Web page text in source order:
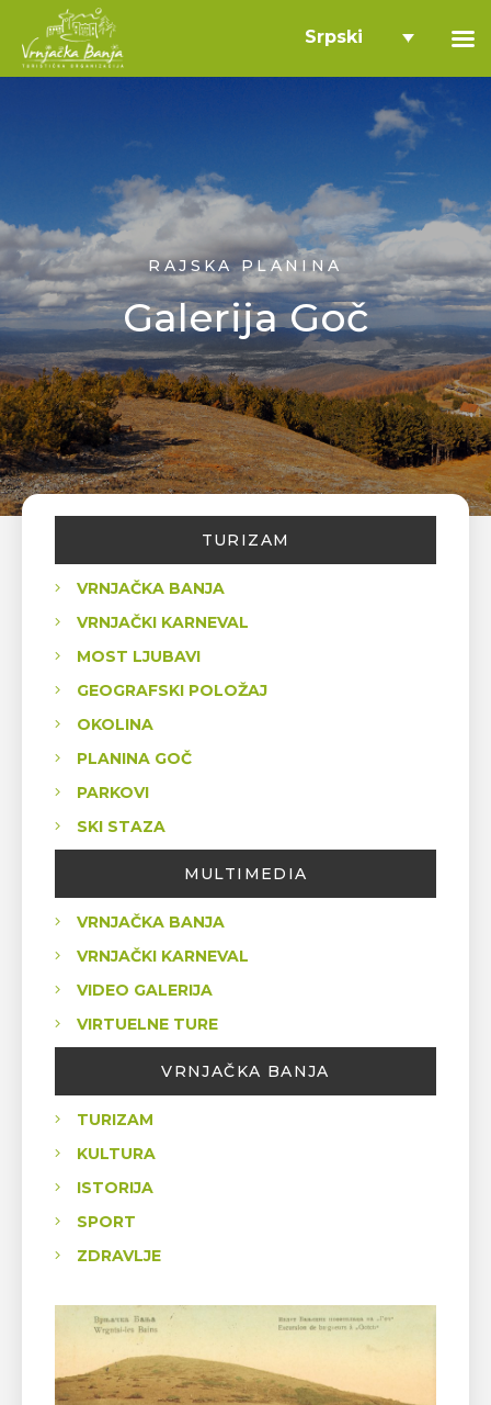
RAJSKA PLANINA
Galerija Goč
TURIZAM
VRNJAČKA BANJA
VRNJAČKI KARNEVAL
MOST LJUBAVI
GEOGRAFSKI POLOŽAJ
OKOLINA
PLANINA GOČ
PARKOVI
SKI STAZA
MULTIMEDIA
VRNJAČKA BANJA
VRNJAČKI KARNEVAL
VIDEO GALERIJA
VIRTUELNE TURE
VRNJAČKA BANJA
TURIZAM
KULTURA
ISTORIJA
SPORT
ZDRAVLJE
Srpski